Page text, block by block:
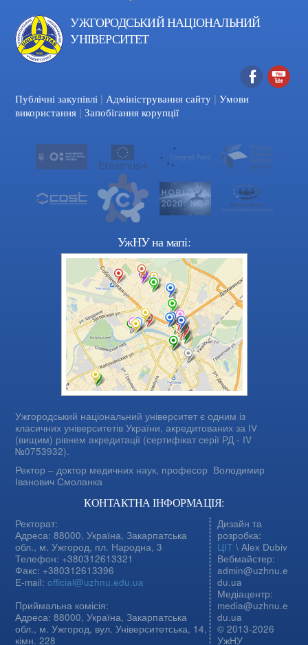
УЖГОРОДСЬКИЙ НАЦІОНАЛЬНИЙ
УНІВЕРСИТЕТ
Facebook
Публічні закупівлі | Адміністрування сайту | Умови
використання | Запобігання корупції
УжНУ на мапі:
Ужгородський національний університет є одним із
класичних університетів України, акредитованих за IV
(вищим) рівнем акредитації (сертифікат серії РД - IV
№0753932).
Ректор – доктор медичних наук, професор Володимир
Іванович Смоланка
КОНТАКТНА ІНФОРМАЦІЯ:
Ректорат:
Адреса: 88000, Україна, Закарпатська
обл., м. Ужгород, пл. Народна, 3
Телефон: +380312613321
Факс: +380312613396
E-mail:official@uzhnu.edu.ua
Приймальна комісія:
Адреса: 88000, Україна, Закарпатська
обл., м. Ужгород, вул. Університетська, 14,
кімн. 228
Дизайн та
розробка:
ЦІТ \ Alex Dubiv
Вебмайстер:
admin@uzhnu.e
du.ua
Медіацентр:
media@uzhnu.e
du.ua
© 2013-2026
УжНУ